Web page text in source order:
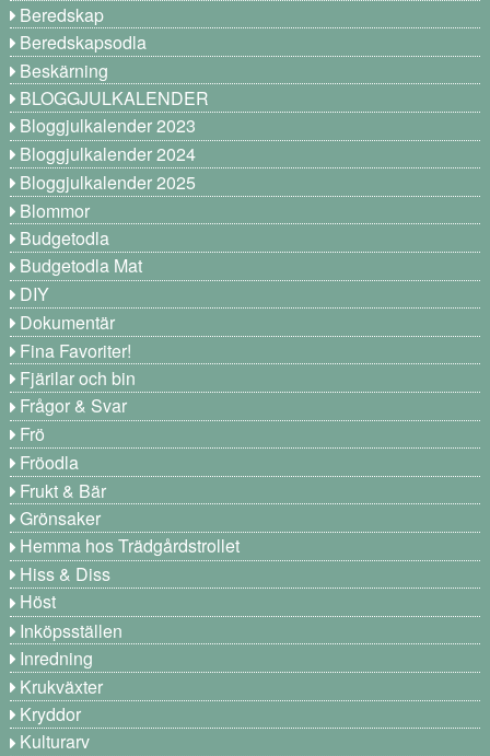
Beredskap
Beredskapsodla
Beskärning
BLOGGJULKALENDER
Bloggjulkalender 2023
Bloggjulkalender 2024
Bloggjulkalender 2025
Blommor
Budgetodla
Budgetodla Mat
DIY
Dokumentär
Fina Favoriter!
Fjärilar och bin
Frågor & Svar
Frö
Fröodla
Frukt & Bär
Grönsaker
Hemma hos Trädgårdstrollet
Hiss & Diss
Höst
Inköpsställen
Inredning
Krukväxter
Kryddor
Kulturarv